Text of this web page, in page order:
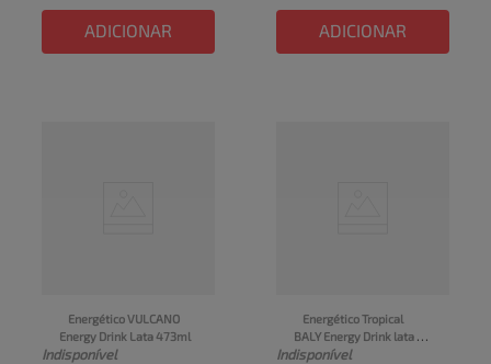
ADICIONAR ADICIONAR
Energético VULCANO
Energy Drink Lata 473ml
Indisponível
Energético Tropical
BALY Energy Drink lata
473ml
Indisponível